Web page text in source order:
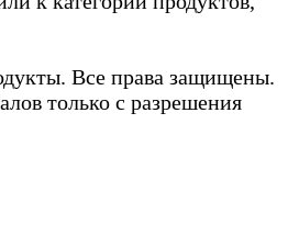
Все права защищены.
только с разрешения